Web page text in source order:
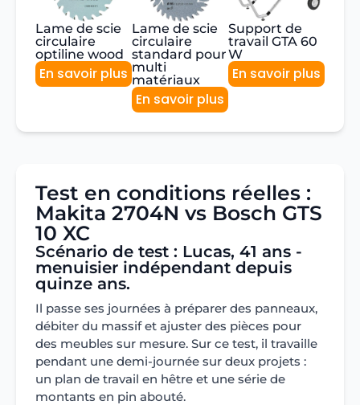
Lame de scie
circulaire
optiline wood
En savoir plus
Lame de scie
circulaire
standard pour
multi
matériaux
En savoir plus
Support de
travail GTA 60
W
En savoir plus
Test en conditions réelles :
Makita 2704N vs Bosch GTS
10 XC
Scénario de test : Lucas, 41 ans -
menuisier indépendant depuis
quinze ans.
Il passe ses journées à préparer des panneaux,
débiter du massif et ajuster des pièces pour
des meubles sur mesure. Sur ce test, il travaille
pendant une demi-journée sur deux projets :
un plan de travail en hêtre et une série de
montants en pin abouté.